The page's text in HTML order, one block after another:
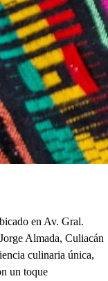
en Av. Gral.
Almada, Culiacán
culinaria única,
un toque